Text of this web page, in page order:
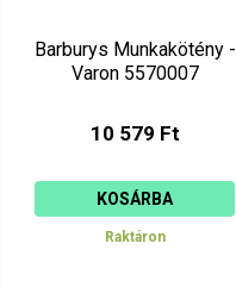
Barburys Munkakötény -
Varon 5570007
10 579 Ft
KOSÁRBA
Raktáron